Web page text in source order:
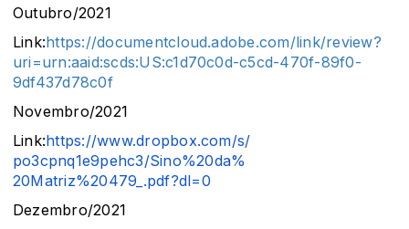
Outubro/2021
Link:https://documentcloud.adobe.com/link/review?
uri=urn:aaid:scds:US:c1d70c0d-c5cd-470f-89f0-
9df437d78c0f
Novembro/2021
Link:https://www.dropbox.com/s/
po3cpnq1e9pehc3/Sino%20da%
20Matriz%20479_.pdf?dl=0
Dezembro/2021